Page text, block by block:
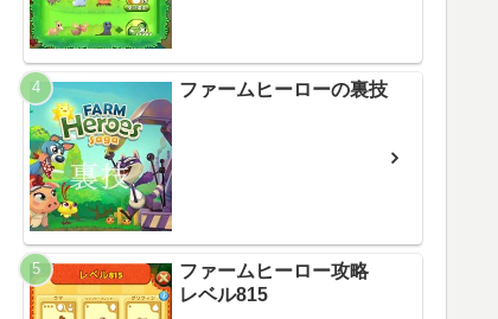
ファームヒーローの裏技
ファームヒーロー攻略
レベル815